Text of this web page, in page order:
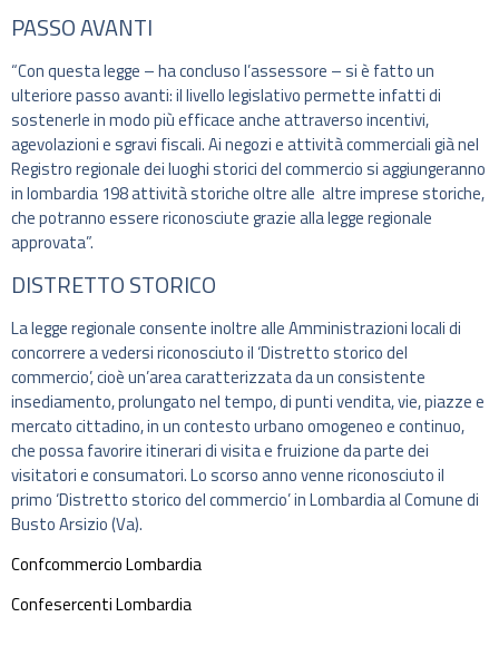
PASSO AVANTI
“Con questa legge – ha concluso l’assessore – si è fatto un
ulteriore passo avanti: il livello legislativo permette infatti di
sostenerle in modo più efficace anche attraverso incentivi,
agevolazioni e sgravi fiscali. Ai negozi e attività commerciali già nel
Registro regionale dei luoghi storici del commercio si aggiungeranno
in lombardia 198 attività storiche oltre alle altre imprese storiche,
che potranno essere riconosciute grazie alla legge regionale
approvata”.
DISTRETTO STORICO
La legge regionale consente inoltre alle Amministrazioni locali di
concorrere a vedersi riconosciuto il ‘Distretto storico del
commercio’, cioè un’area caratterizzata da un consistente
insediamento, prolungato nel tempo, di punti vendita, vie, piazze e
mercato cittadino, in un contesto urbano omogeneo e continuo,
che possa favorire itinerari di visita e fruizione da parte dei
visitatori e consumatori. Lo scorso anno venne riconosciuto il
primo ‘Distretto storico del commercio’ in Lombardia al Comune di
Busto Arsizio (Va).
Confcommercio Lombardia
Confesercenti Lombardia